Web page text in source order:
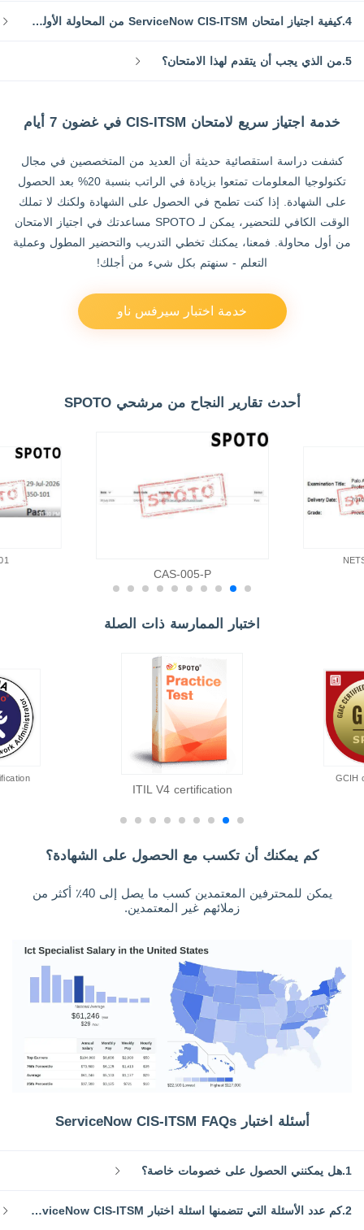
4.كيفية اجتياز امتحان ServiceNow CIS-ITSM من المحاولة الأولى؟
5.من الذي يجب أن يتقدم لهذا الامتحان؟
خدمة اجتياز سريع لامتحان CIS-ITSM في غضون 7 أيام
كشفت دراسة استقصائية حديثة أن العديد من المتخصصين في مجال
تكنولوجيا المعلومات تمتعوا بزيادة في الراتب بنسبة 20% بعد الحصول
على الشهادة. إذا كنت تطمح في الحصول على الشهادة ولكنك لا تملك
الوقت الكافي للتحضير، يمكن لـ SPOTO مساعدتك في اجتياز الامتحان
من أول محاولة. فمعنا، يمكنك تخطي التدريب والتحضير المطول وعملية
التعلم - سنهتم بكل شيء من أجلك!
خدمة اختبار سيرفس ناو
أحدث تقارير النجاح من مرشحي SPOTO
CAS-005-P
اختبار الممارسة ذات الصلة
GCIH
ITIL V4 certification
كم يمكنك أن تكسب مع الحصول على الشهادة؟
يمكن للمحترفين المعتمدين كسب ما يصل إلى 40٪ أكثر من
زملائهم غير المعتمدين.
أسئلة اختبار ServiceNow CIS-ITSM FAQs
1.هل يمكنني الحصول على خصومات خاصة؟
2.كم عدد الأسئلة التي تتضمنها اسئلة اختبار ServiceNow CIS-ITSM من SPOTO؟